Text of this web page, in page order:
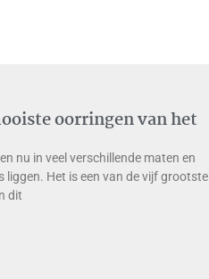
oorringen van het
nu in veel verschillende maten en
liggen. Het is een van de vijf grootste
dit